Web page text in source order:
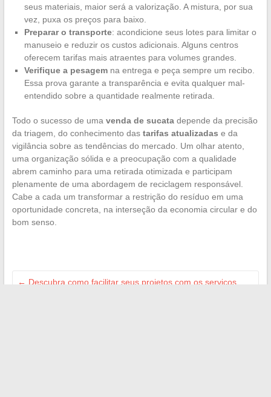
seus materiais, maior será a valorização. A mistura, por sua
vez, puxa os preços para baixo.
Preparar o transporte: acondicione seus lotes para limitar o
manuseio e reduzir os custos adicionais. Alguns centros
oferecem tarifas mais atraentes para volumes grandes.
Verifique a pesagemna entrega e peça sempre um recibo.
Essa prova garante a transparência e evita qualquer mal-
entendido sobre a quantidade realmente retirada.
Todo o sucesso de uma venda de sucatadepende da precisão
da triagem, do conhecimento das tarifas atualizadas e da
vigilância sobre as tendências do mercado. Um olhar atento,
uma organização sólida e a preocupação com a qualidade
abrem caminho para uma retirada otimizada e participam
plenamente de uma abordagem de reciclagem responsável.
Cabe a cada um transformar a restrição do resíduo em uma
oportunidade concreta, na interseção da economia circular e do
bom senso.
← Descubra como facilitar seus projetos com os serviços